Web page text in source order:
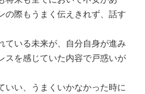
の際もうまく伝えきれず、話す
ている未来が、自分自身が進み
スを感じていた内容で戸惑いが
いい、うまくいかなかった時に